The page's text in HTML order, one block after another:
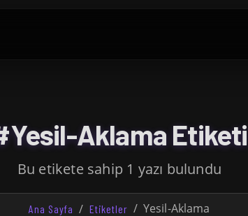
Aklama Etiketi
Bu etikete sahip 1 yazı bulundu
Ana Sayfa Etiketler Yesil-Aklama